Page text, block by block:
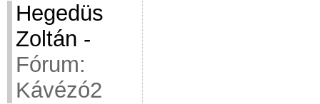
Hegedüs
Zoltán -
Fórum:
Kávézó2